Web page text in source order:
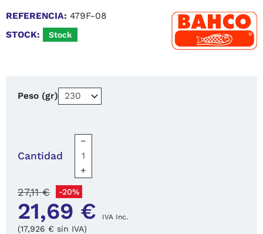
REFERENCIA: 479F-08
STOCK:
Stock
Peso (gr)
Cantidad
−
+
21,69 € IVA Inc.
27,11 € -20%
(17,926 € sin IVA)